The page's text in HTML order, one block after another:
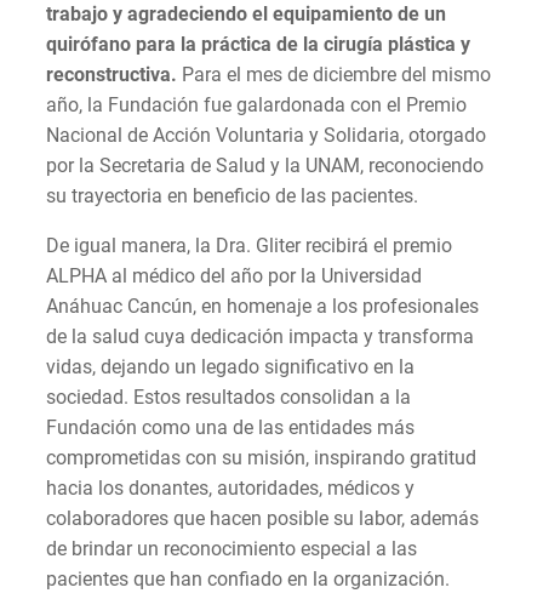
trabajo y agradeciendo el equipamiento de un
quirófano para la práctica de la cirugía plástica y
reconstructiva. Para el mes de diciembre del mismo
año, la Fundación fue galardonada con el Premio
Nacional de Acción Voluntaria y Solidaria, otorgado
por la Secretaria de Salud y la UNAM, reconociendo
su trayectoria en beneficio de las pacientes.
De igual manera, la Dra. Gliter recibirá el premio
ALPHA al médico del año por la Universidad
Anáhuac Cancún, en homenaje a los profesionales
de la salud cuya dedicación impacta y transforma
vidas, dejando un legado significativo en la
sociedad. Estos resultados consolidan a la
Fundación como una de las entidades más
comprometidas con su misión, inspirando gratitud
hacia los donantes, autoridades, médicos y
colaboradores que hacen posible su labor, además
de brindar un reconocimiento especial a las
pacientes que han confiado en la organización.